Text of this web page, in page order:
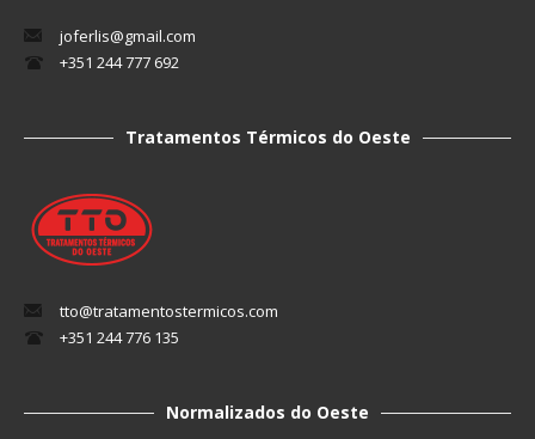
joferlis@gmail.com
+351 244 777 692
Tratamentos Térmicos do Oeste
tto@tratamentostermicos.com
+351 244 776 135
Normalizados do Oeste